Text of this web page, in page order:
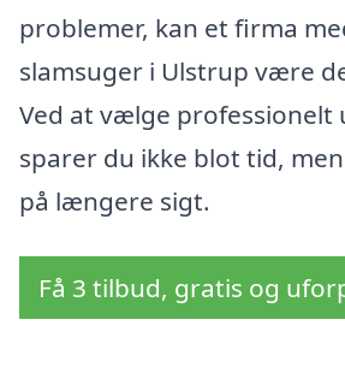
problemer, kan et firma
slamsuger i Ulstrup være
Ved at vælge professionelt
sparer du ikke blot tid,
på længere sigt.
Få 3 tilbud, gratis og